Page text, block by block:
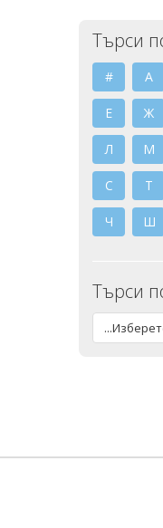
Търси
# А
Е Ж
Л М
С Т
Ч Ш
Търси